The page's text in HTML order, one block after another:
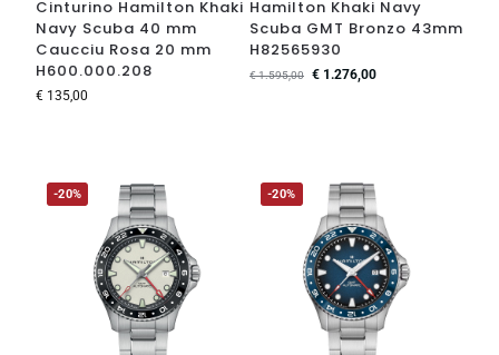
Cinturino Hamilton Khaki
Navy Scuba 40 mm
Caucciu Rosa 20 mm
H600.000.208
€135,00
Hamilton Khaki Navy
Scuba GMT Bronzo 43mm
H82565930
€1.595,00 € 1.276,00
-20% -20%